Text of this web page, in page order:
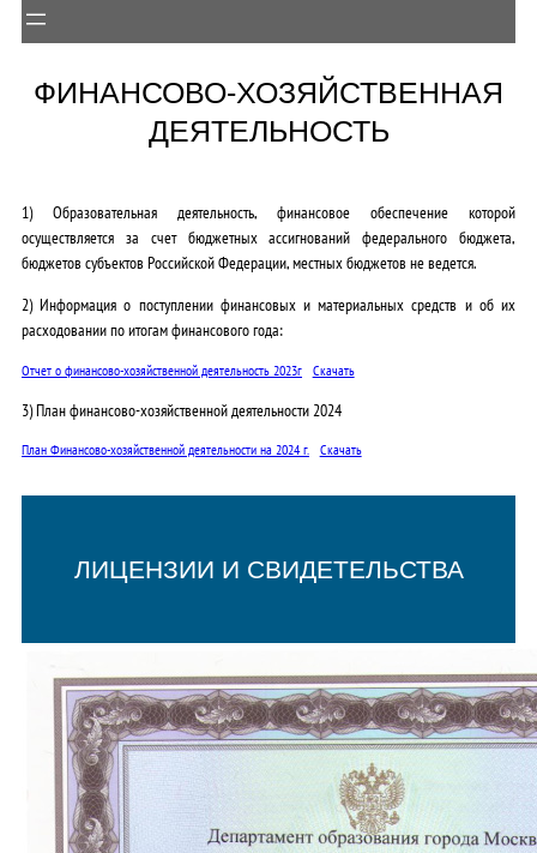
ФИНАНСОВО-ХОЗЯЙСТВЕННАЯ
ДЕЯТЕЛЬНОСТЬ
1) Образовательная деятельность, финансовое обеспечение которой
осуществляется за счет бюджетных ассигнований федерального бюджета,
бюджетов субъектов Российской Федерации, местных бюджетов не ведется.
2) Информация о поступлении финансовых и материальных средств и об их
расходовании по итогам финансового года:
Отчет о финансово-хозяйственной деятельность 2023г Скачать
3) План финансово-хозяйственной деятельности 2024
План Финансово-хозяйственной деятельности на 2024 г. Скачать
ЛИЦЕНЗИИ И СВИДЕТЕЛЬСТВА